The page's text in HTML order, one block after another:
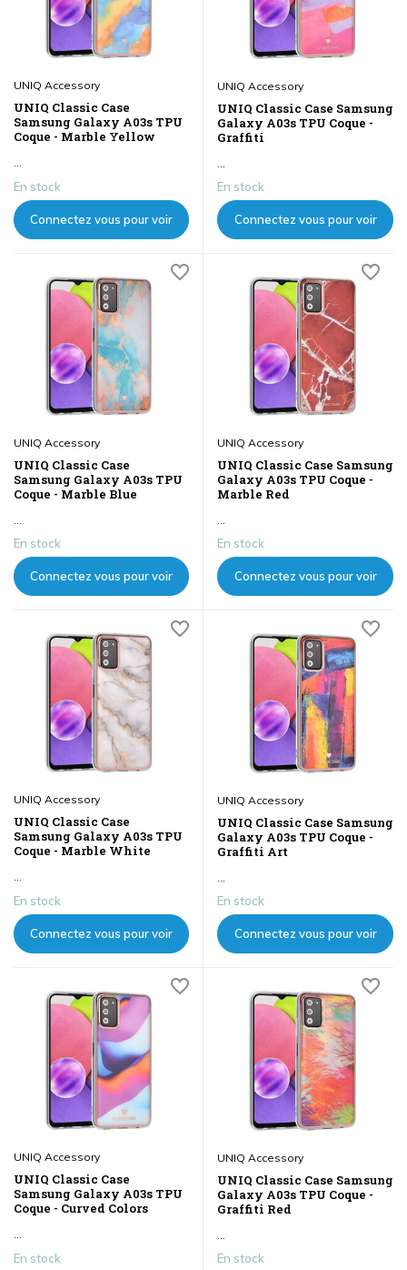
UNIQ Accessory
UNIQ Classic Case
Samsung Galaxy A03s TPU
Coque - Marble Yellow
En stock
Connectez vous pour voir
UNIQ Accessory
UNIQ Classic Case Samsung
Galaxy A03s TPU Coque -
Graffiti
En stock
Connectez vous pour voir
UNIQ Accessory
UNIQ Classic Case
Samsung Galaxy A03s TPU
Coque - Marble Blue
En stock
Connectez vous pour voir
UNIQ Accessory
UNIQ Classic Case Samsung
Galaxy A03s TPU Coque -
Marble Red
...
En stock
Connectez vous pour voir
UNIQ Accessory
UNIQ Classic Case
Samsung Galaxy A03s TPU
Coque - Marble White
...
En stock
Connectez vous pour voir
UNIQ Accessory
UNIQ Classic Case Samsung
Galaxy A03s TPU Coque -
Graffiti Art
...
En stock
Connectez vous pour voir
UNIQ Accessory
UNIQ Classic Case
Samsung Galaxy A03s TPU
Coque - Curved Colors
En stock
UNIQ Accessory
UNIQ Classic Case Samsung
Galaxy A03s TPU Coque -
Graffiti Red
En stock